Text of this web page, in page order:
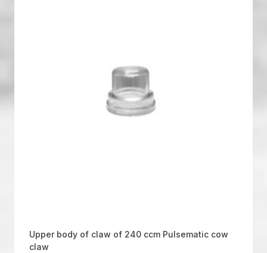
Upper body of claw of 240 ccm Pulsematic cow
claw